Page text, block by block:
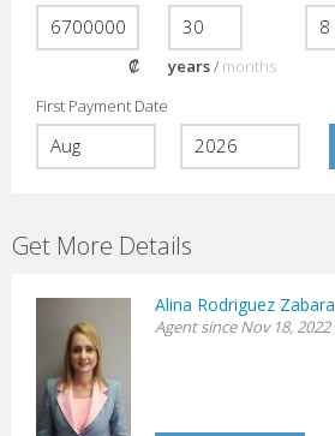
₡ years/ months
First Payment Date
Get More Details
Alina Rodriguez Zabara
Agent since Nov 18, 2022